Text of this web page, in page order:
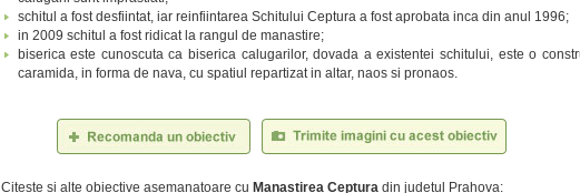
schitul a fost desfiintat, iar reinfiintarea Schitului Ceptura a fost aprobata inca din anul 1996;
in 2009 schitul a fost ridicat la rangul de manastire;
biserica este cunoscuta ca biserica calugarilor, dovada a existentei schitului, este o
caramida, in forma de nava, cu spatiul repartizat in altar, naos si pronaos.
Citeste si alte obiective asemanatoare cu Manastirea Cepturadin judetul Prahova: